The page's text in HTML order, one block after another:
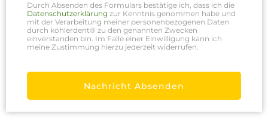
Durch Absenden des Formulars bestätige ich, dass ich die
Datenschutzerklärung zur Kenntnis genommen habe und
mit der Verarbeitung meiner personenbezogenen Daten
durch köhlerdent® zu den genannten Zwecken
einverstanden bin. Im Falle einer Einwilligung kann ich
meine Zustimmung hierzu jederzeit widerrufen.
Nachricht Absenden